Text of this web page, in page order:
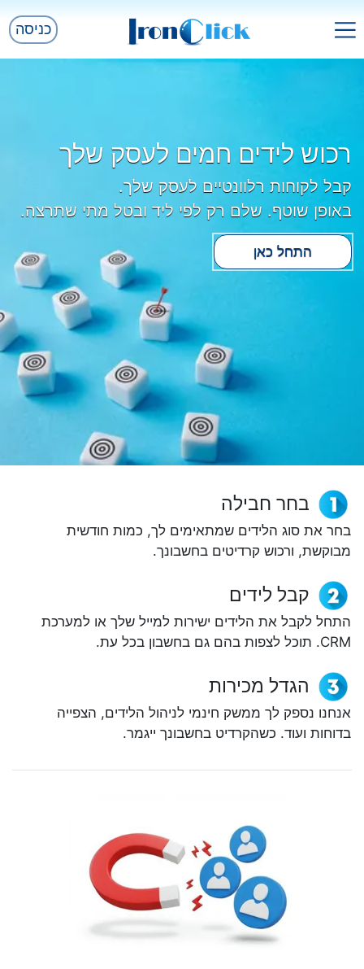
כניסה
רכוש לידים חמים לעסק שלך
קבל לקוחות רלוונטיים לעסק שלך.
באופן שוטף. שלם רק לפי ליד ובטל מתי שתרצה.
התחל כאן
בחר חבילה
בחר את סוג הלידים שמתאימים לך, כמות חודשית
מבוקשת, ורכוש קרדיטים בחשבונך.
קבל לידים
התחל לקבל את הלידים ישירות למייל שלך או למערכת
CRM. תוכל לצפות בהם גם בחשבון בכל עת.
הגדל מכירות
אנחנו נספק לך ממשק חינמי לניהול הלידים, הצפייה
בדוחות ועוד. כשהקרדיט בחשבונך ייגמר.